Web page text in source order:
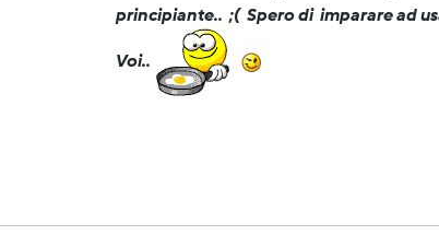
principiante.. ;( Spero di imparare ad
Voi..